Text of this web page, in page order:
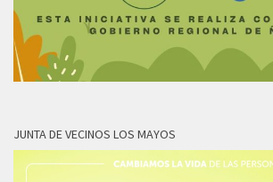
JUNTA DE VECINOS LOS MAYOS